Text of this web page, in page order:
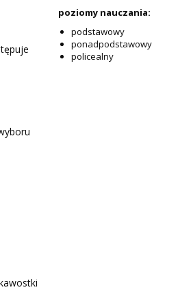
poziomy nauczania:
podstawowy
ponadpodstawowy
policealny